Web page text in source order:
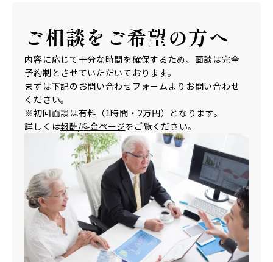
ご相談を ご希望の方へ
内容に応じて十分な時間を確保するため、面談は完全
予約制とさせていただいております。
まずは下記のお問い合わせフォームよりお問い合わせ
ください。
※初回面談は有料（1時間・2万円）となります。
詳しくは報酬/料金ページをご覧ください。